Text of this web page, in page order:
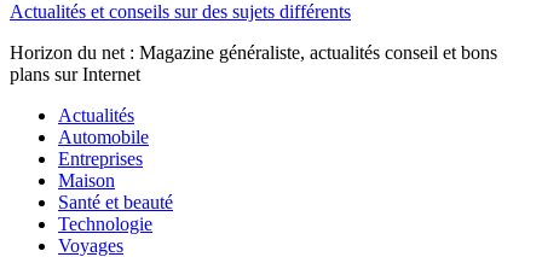
Actualités et conseils sur des sujets différents
Horizon du net : Magazine généraliste, actualités conseil et bons
plans sur Internet
Actualités
Automobile
Entreprises
Maison
Santé et beauté
Technologie
Voyages